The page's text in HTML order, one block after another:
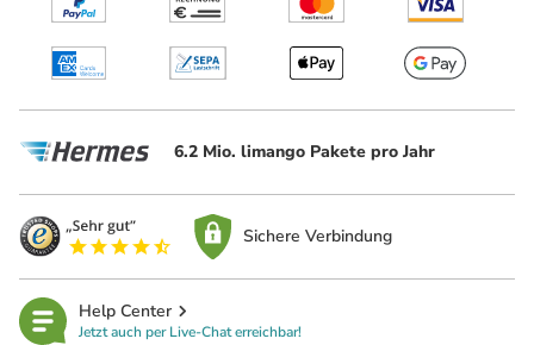
6.2 Mio. limango Pakete pro Jahr
Sichere Verbindung
Help Center
Jetzt auch per Live-Chat erreichbar!